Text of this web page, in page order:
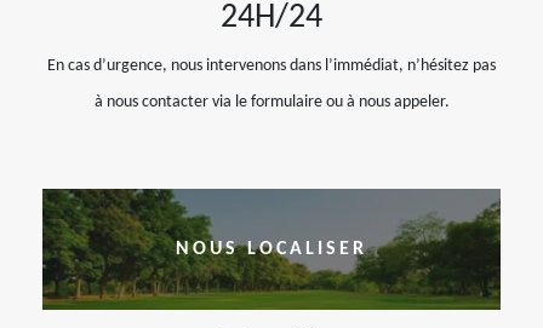
24H/24
En cas d’urgence, nous intervenons dans l’immédiat, n’hésitez pas
à nous contacter via le formulaire ou à nous appeler.
NOUS LOCALISER